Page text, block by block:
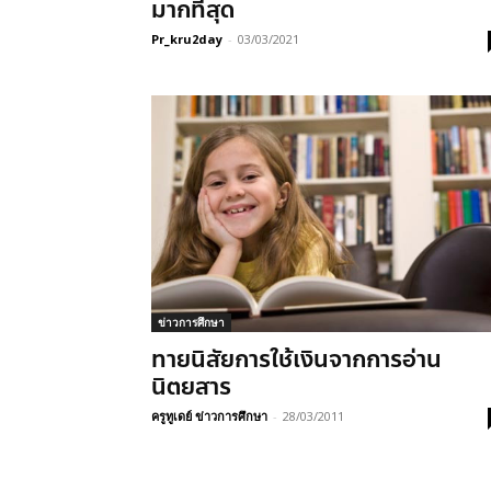
มากที่สุด
Pr_kru2day - 03/03/2021
ข่าวการศึกษา
ทายนิสัยการใช้เงินจากการอ่าน
นิตยสาร
ครูทูเดย์ ข่าวการศึกษา - 28/03/2011